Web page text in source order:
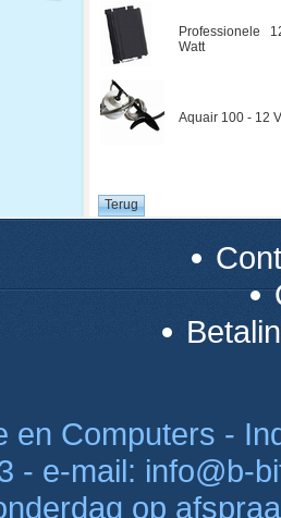
Professionele
Watt
Aquair 100 - 12
en Computers -
- e-mail: info@b-
op